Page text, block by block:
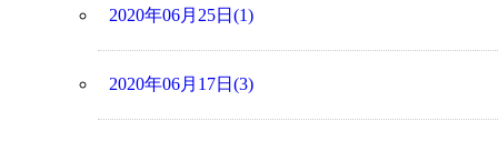
2020年06月25日(1)
2020年06月17日(3)